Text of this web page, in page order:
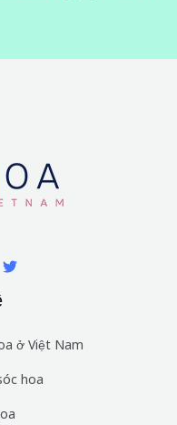
ở Việt Nam
hoa